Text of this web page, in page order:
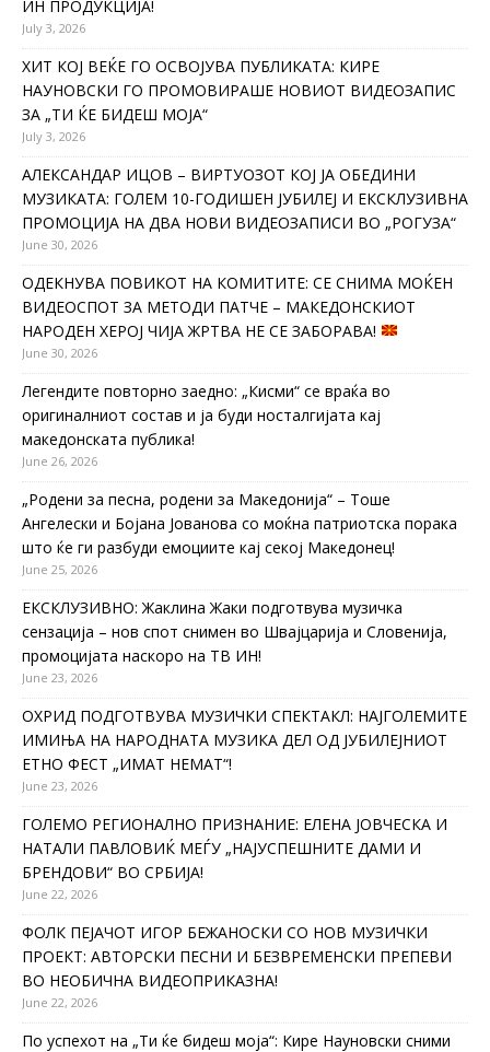
ИН ПРОДУКЦИЈА!
July 3, 2026
ХИТ КОЈ ВЕЌЕ ГО ОСВОЈУВА ПУБЛИКАТА: КИРЕ
НАУНОВСКИ ГО ПРОМОВИРАШЕ НОВИОТ ВИДЕОЗАПИС
ЗА „ТИ ЌЕ БИДЕШ МОЈА“
July 3, 2026
АЛЕКСАНДАР ИЦОВ – ВИРТУОЗОТ КОЈ ЈА ОБЕДИНИ
МУЗИКАТА: ГОЛЕМ 10-ГОДИШЕН ЈУБИЛЕЈ И ЕКСКЛУЗИВНА
ПРОМОЦИЈА НА ДВА НОВИ ВИДЕОЗАПИСИ ВО „РОГУЗА“
June 30, 2026
ОДЕКНУВА ПОВИКОТ НА КОМИТИТЕ: СЕ СНИМА МОЌЕН
ВИДЕОСПОТ ЗА МЕТОДИ ПАТЧЕ – МАКЕДОНСКИОТ
НАРОДЕН ХЕРОЈ ЧИЈА ЖРТВА НЕ СЕ ЗАБОРАВА!
June 30, 2026
Легендите повторно заедно: „Кисми“ се враќа во
оригиналниот состав и ја буди носталгијата кај
македонската публика!
June 26, 2026
„Родени за песна, родени за Македонија“ – Тоше
Ангелески и Бојана Јованова со моќна патриотска порака
што ќе ги разбуди емоциите кај секој Македонец!
June 25, 2026
ЕКСКЛУЗИВНО: Жаклина Жаки подготвува музичка
сензација – нов спот снимен во Швајцарија и Словенија,
промоцијата наскоро на ТВ ИН!
June 23, 2026
ОХРИД ПОДГОТВУВА МУЗИЧКИ СПЕКТАКЛ: НАЈГОЛЕМИТЕ
ИМИЊА НА НАРОДНАТА МУЗИКА ДЕЛ ОД ЈУБИЛЕЈНИОТ
ЕТНО ФЕСТ „ИМАТ НЕМАТ“!
June 23, 2026
ГОЛЕМО РЕГИОНАЛНО ПРИЗНАНИЕ: ЕЛЕНА ЈОВЧЕСКА И
НАТАЛИ ПАВЛОВИЌ МЕЃУ „НАЈУСПЕШНИТЕ ДАМИ И
БРЕНДОВИ“ ВО СРБИЈА!
June 22, 2026
ФОЛК ПЕЈАЧОТ ИГОР БЕЖАНОСКИ СО НОВ МУЗИЧКИ
ПРОЕКТ: АВТОРСКИ ПЕСНИ И БЕЗВРЕМЕНСКИ ПРЕПЕВИ
ВО НЕОБИЧНА ВИДЕОПРИКАЗНА!
June 22, 2026
По успехот на „Ти ќе бидеш моја“: Кире Науновски сними